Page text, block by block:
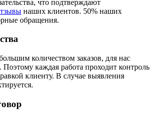
что подтверждают
наших клиентов. 50% наших
обращения.
количеством заказов, для нас
Поэтому каждая работа проходит контроль
клиенту. В случае выявления